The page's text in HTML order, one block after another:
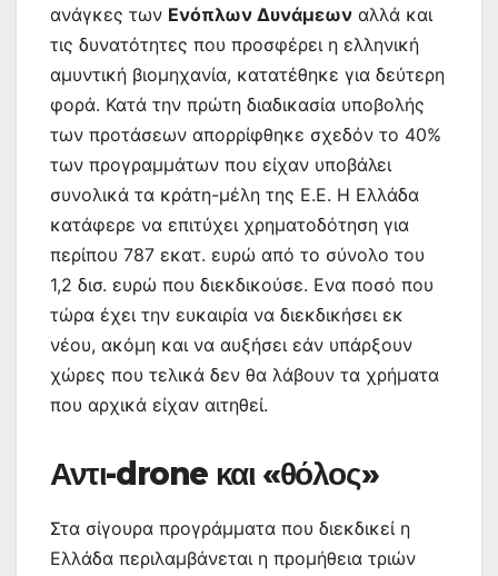
ανάγκες των Ενόπλων Δυνάμεων αλλά και
τις δυνατότητες που προσφέρει η ελληνική
αμυντική βιομηχανία, κατατέθηκε για δεύτερη
φορά. Κατά την πρώτη διαδικασία υποβολής
των προτάσεων απορρίφθηκε σχεδόν το 40%
των προγραμμάτων που είχαν υποβάλει
συνολικά τα κράτη-μέλη της Ε.Ε. Η Ελλάδα
κατάφερε να επιτύχει χρηματοδότηση για
περίπου 787 εκατ. ευρώ από το σύνολο του
1,2 δισ. ευρώ που διεκδικούσε. Ενα ποσό που
τώρα έχει την ευκαιρία να διεκδικήσει εκ
νέου, ακόμη και να αυξήσει εάν υπάρξουν
χώρες που τελικά δεν θα λάβουν τα χρήματα
που αρχικά είχαν αιτηθεί.
Αντι-drone και «θόλος»
Στα σίγουρα προγράμματα που διεκδικεί η
Ελλάδα περιλαμβάνεται η προμήθεια τριών